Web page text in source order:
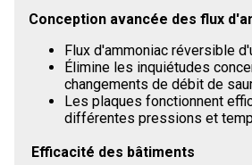
Conception avancée des flux
Flux d'ammoniac réversible
Élimine les inquiétudes
changements de débit de
Les plaques fonctionnent
différentes pressions et
Efficacité des bâtiments